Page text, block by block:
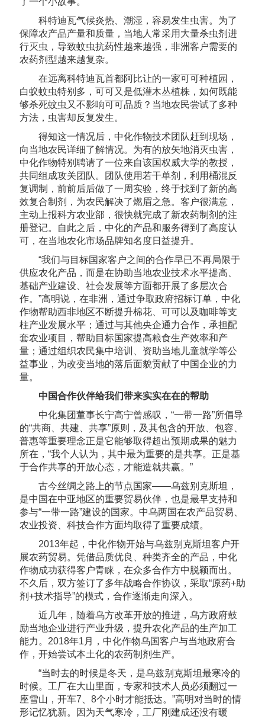
科特迪瓦气候炎热、潮湿，容易发生虫害。为了
保障农产品产量和质量，当地人常采用大量杀虫剂进
行灭虫，导致蚊虫抗药性越来越强，非洲客户需要的
农药剂型越来越复杂。
在远离科特迪瓦首都阿比让的一家可可种植园，
白蚁蚊虫特别多，可可又是低灌木丛植株，如何既能
够杀死蚊虫又不影响可可品质？当地农民尝试了多种
方法，虫害却反复发生。
得知这一情况后，中化作物技术团队赶到现场，
向当地农民详细了解情况。为有的放矢地消灭虫害，
中化作物特别聘请了一位来自该国权威大学的教授，
共同组成攻关团队。团队使用若干单剂，利用桶混反
复调制，前前后后做了一周实验，终于找到了新的高
效复合制剂，为农民解决了燃眉之急。客户很满意，
主动上报科方农业部，很快就完成了新农药制剂的注
册登记。自此之后，中化的产品和服务得到了高度认
可，在当地农化市场品牌知名度日益提升。
“我们与目标国家客户之间的合作早已不再局限于
供应农化产品，而是在协助当地农业技术水平提高、
基础产业建设、社会发展等方面都开展了多层次合
作。”高明说，在非洲，通过争取政府招标订单，中化
作物帮助西非地区不断提升棉花、可可以及咖啡等支
柱产业发展水平；通过与其他央企通力合作，承担配
套农业项目，帮助目标国家提高粮食生产效率和产
量；通过组织农民集中培训、资助当地儿童就学等公
益事业，为改变当地的落后面貌贡献了中国企业的力
量。
中国合作伙伴给我们带来实实在在的帮助
中化集团董事长宁高宁曾感叹，“一带一路”所倡导
的“共商、共建、共享”原则，及其包含的开放、包容、
普惠等重要理念正是它能够取得超出预期成果的魅力
所在，“我个人认为，其中最为重要的是共享。正是基
于合作共享的开放心态，才能造就共赢。”
古今丝绸之路上的节点国家——乌兹别克斯坦，
是中国在中亚地区的重要贸易伙伴，也是最早支持和
参与“一带一路”建设的国家。中乌两国在农产品贸易、
农业投资、科技合作方面均取得了重要成绩。
2013年起，中化作物开始与乌兹别克斯坦客户开
展农药贸易。凭借品质优良、种类齐全的产品，中化
作物成功获得客户青睐，在众多合作方中脱颖而出。
不久后，双方签订了多年战略合作协议，采取“原药+助
剂+技术指导”的模式，合作逐渐走向深入。
近几年，随着乌方改革开放的推进，乌方政府鼓
励当地企业进行产业升级，提升农化产品的生产加工
能力。2018年1月，中化作物乌国客户与当地政府合
作，开始尝试本土化的农药制剂生产。
“当时去的时候是冬天，是乌兹别克斯坦最寒冷的
时候。工厂在大山里面，专家和技术人员必须翻过一
座雪山，开车7、8个小时才能抵达。”高明对当时的情
形记忆犹新。因为天气寒冷，工厂刚建成还没有暖